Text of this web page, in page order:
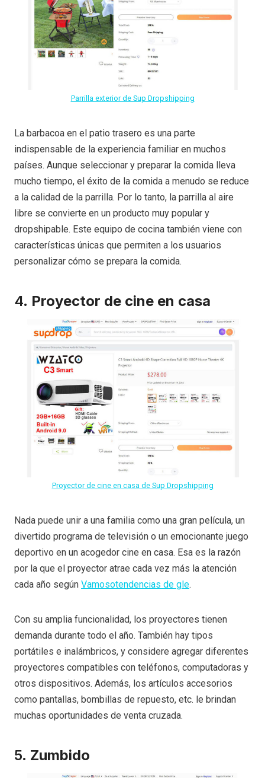
Parrilla exterior de Sup Dropshipping
La barbacoa en el patio trasero es una parte
indispensable de la experiencia familiar en muchos
países. Aunque seleccionar y preparar la comida lleva
mucho tiempo, el éxito de la comida a menudo se reduce
a la calidad de la parrilla. Por lo tanto, la parrilla al aire
libre se convierte en un producto muy popular y
dropshipable. Este equipo de cocina también viene con
características únicas que permiten a los usuarios
personalizar cómo se prepara la comida.
4. Proyector de cine en casa
Proyector de cine en casa de Sup Dropshipping
Nada puede unir a una familia como una gran película, un
divertido programa de televisión o un emocionante juego
deportivo en un acogedor cine en casa. Esa es la razón
por la que el proyector atrae cada vez más la atención
cada año según Vamosotendencias de gle.
Con su amplia funcionalidad, los proyectores tienen
demanda durante todo el año. También hay tipos
portátiles e inalámbricos, y considere agregar diferentes
proyectores compatibles con teléfonos, computadoras y
otros dispositivos. Además, los artículos accesorios
como pantallas, bombillas de repuesto, etc. le brindan
muchas oportunidades de venta cruzada.
5. Zumbido